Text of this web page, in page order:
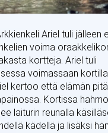
Ariel tuli jälleen
voima
kortteja. Ariel tuli
voimassaan
kertoo että elämän
Kortissa hahmo
laiturin reunalla
kädellä ja lisäksi